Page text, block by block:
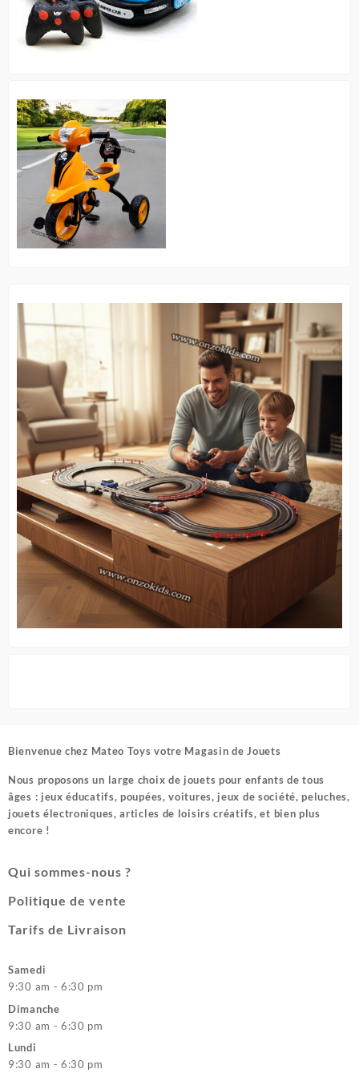
Bienvenue chez Mateo Toys votre Magasin de Jouets
Nous proposons un large choix de jouets pour enfants de tous
âges : jeux éducatifs, poupées, voitures, jeux de société, peluches,
jouets électroniques, articles de loisirs créatifs, et bien plus
encore !
Qui sommes-nous ?
Politique de vente
Tarifs de Livraison
Samedi
9:30 am - 6:30 pm
Dimanche
9:30 am - 6:30 pm
Lundi
9:30 am - 6:30 pm